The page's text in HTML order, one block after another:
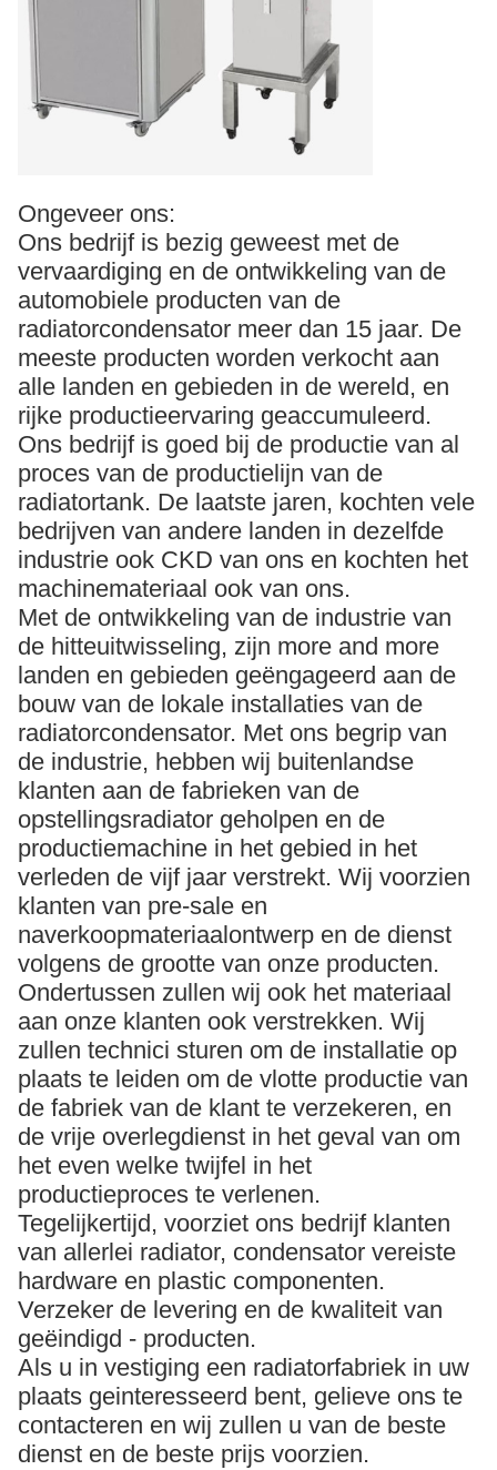
Ongeveer ons:
Ons bedrijf is bezig geweest met de
vervaardiging en de ontwikkeling van de
automobiele producten van de
radiatorcondensator meer dan 15 jaar. De
meeste producten worden verkocht aan
alle landen en gebieden in de wereld, en
rijke productieervaring geaccumuleerd.
Ons bedrijf is goed bij de productie van al
proces van de productielijn van de
radiatortank. De laatste jaren, kochten vele
bedrijven van andere landen in dezelfde
industrie ook CKD van ons en kochten het
machinemateriaal ook van ons.
Met de ontwikkeling van de industrie van
de hitteuitwisseling, zijn more and more
landen en gebieden geëngageerd aan de
bouw van de lokale installaties van de
radiatorcondensator. Met ons begrip van
de industrie, hebben wij buitenlandse
klanten aan de fabrieken van de
opstellingsradiator geholpen en de
productiemachine in het gebied in het
verleden de vijf jaar verstrekt. Wij voorzien
klanten van pre-sale en
naverkoopmateriaalontwerp en de dienst
volgens de grootte van onze producten.
Ondertussen zullen wij ook het materiaal
aan onze klanten ook verstrekken. Wij
zullen technici sturen om de installatie op
plaats te leiden om de vlotte productie van
de fabriek van de klant te verzekeren, en
de vrije overlegdienst in het geval van om
het even welke twijfel in het
productieproces te verlenen.
Tegelijkertijd, voorziet ons bedrijf klanten
van allerlei radiator, condensator vereiste
hardware en plastic componenten.
Verzeker de levering en de kwaliteit van
geëindigd - producten.
Als u in vestiging een radiatorfabriek in uw
plaats geinteresseerd bent, gelieve ons te
contacteren en wij zullen u van de beste
dienst en de beste prijs voorzien.